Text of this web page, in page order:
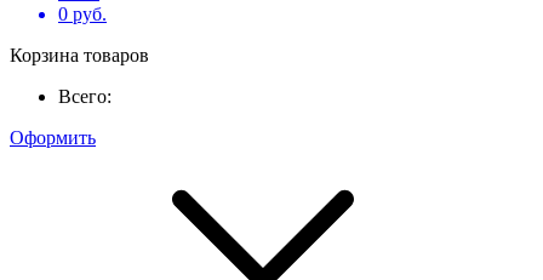
0 руб.
Корзина товаров
Всего:
Оформить